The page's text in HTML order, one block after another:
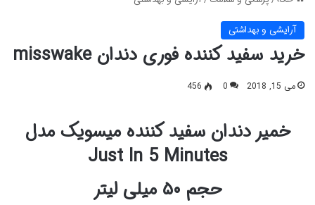
آرایشی و بهداشتی
خرید سفید کننده فوری دندان misswake
می 15, 2018 0
456
خمیر دندان سفید کننده میسویک مدل
Just In 5 Minutes
حجم ۵۰ میلی لیتر